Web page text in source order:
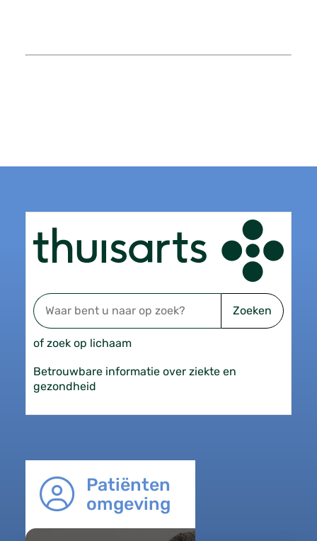
Zoeken
of zoek op lichaam
Betrouwbare informatie over ziekte en
gezondheid
Patiënten
omgeving